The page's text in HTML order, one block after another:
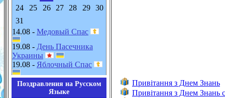
24
25 26 27 28 29
30
31
14.08 - Медовый Спас
19.08 - День Пасечника
Украины
19.08 - Яблочный Спас
Поздравления на Русском
Языке
Привітання з Днем Знань
Привітання з Днем Знань